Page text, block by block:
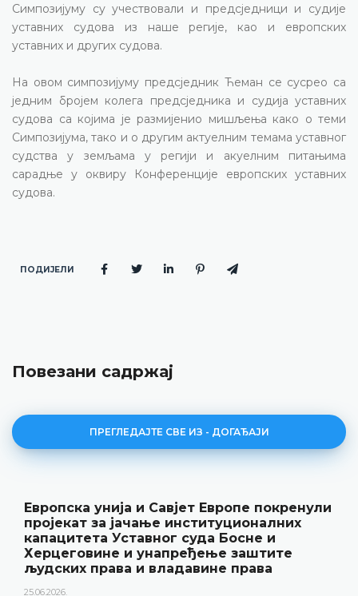
Симпозијуму су учествовали и предсједници и судије
уставних судова из наше регије, као и европских
уставних и других судова.
На овом симпозијуму предсједник Ћеман се сусрео са
једним бројем колега предсједника и судија уставних
судова са којима је размијенио мишљења како о теми
Симпозијума, тако и о другим актуелним темама уставног
судства у земљама у регији и акуелним питањима
сарадње у оквиру Конференције европских уставних
судова.
ПОДИЈЕЛИ
Повезани садржај
ПРЕГЛЕДАЈТЕ СВЕ ИЗ - ДОГАЂАЈИ
покренули
и
заштите
права
Уставни суд БиХ
резултате рада и нову
„Годишњак“
18.05.2026.